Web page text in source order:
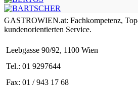
GASTROWIEN.at: Fachkompetenz,
kundenorientierten Service.
Leebgasse 90/92, 1100 Wien
Tel.: 01 9297644
Fax: 01 / 943 17 68